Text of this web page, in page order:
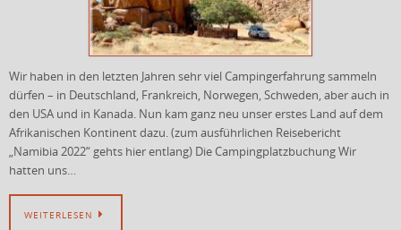
Wir haben in den letzten Jahren sehr viel Campingerfahrung sammeln
dürfen – in Deutschland, Frankreich, Norwegen, Schweden, aber auch in
den USA und in Kanada. Nun kam ganz neu unser erstes Land auf dem
Afrikanischen Kontinent dazu. (zum ausführlichen Reisebericht
„Namibia 2022“ gehts hier entlang) Die Campingplatzbuchung Wir
hatten uns…
WEITERLESEN